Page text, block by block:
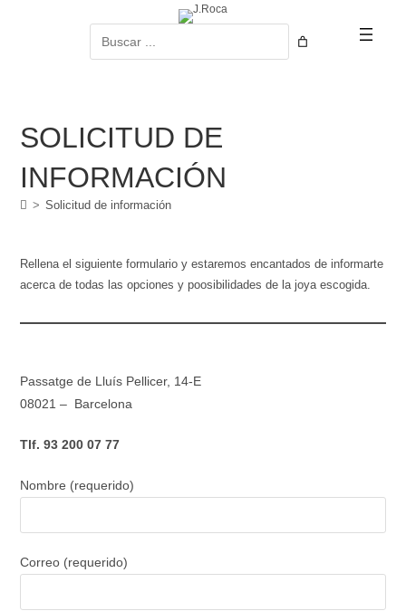
SOLICITUD DE
INFORMACIÓN
> Solicitud de información
Rellena el siguiente formulario y estaremos encantados de informarte
acerca de todas las opciones y poosibilidades de la joya escogida.
Passatge de Lluís Pellicer, 14-E
08021 – Barcelona
Tlf. 93 200 07 77
Nombre (requerido)
Correo (requerido)